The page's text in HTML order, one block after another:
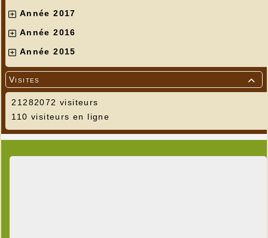
Année 2017
Année 2016
Année 2015

Visites
21282072 visiteurs
110 visiteurs en ligne